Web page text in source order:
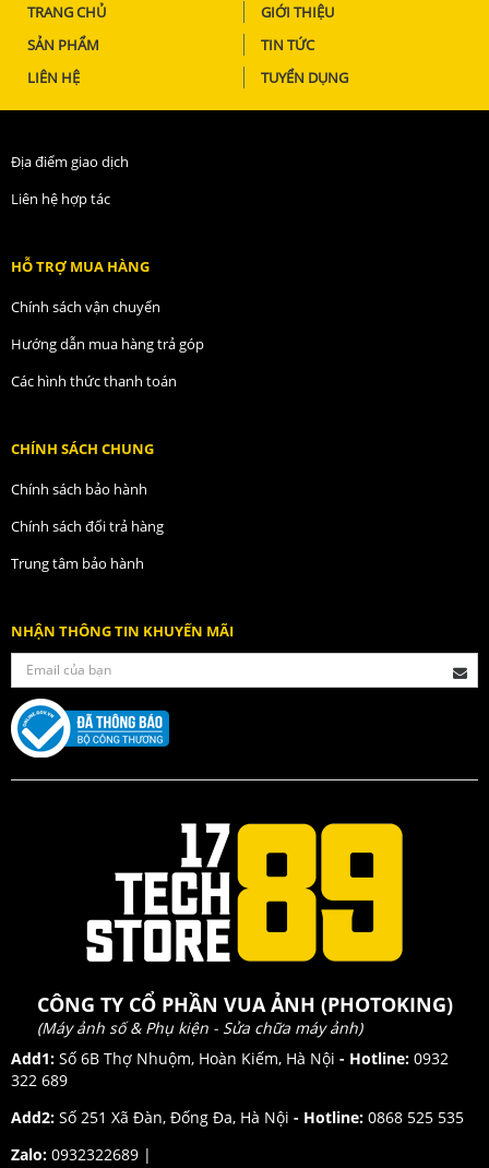
TRANG CHỦ
GIỚI THIỆU
SẢN PHẨM
TIN TỨC
LIÊN HỆ
TUYỂN DỤNG
Địa điểm giao dịch
Liên hệ hợp tác
HỖ TRỢ MUA HÀNG
Chính sách vận chuyển
Hướng dẫn mua hàng trả góp
Các hình thức thanh toán
CHÍNH SÁCH CHUNG
Chính sách bảo hành
Chính sách đổi trả hàng
Trung tâm bảo hành
NHẬN THÔNG TIN KHUYẾN MÃI
CÔNG TY CỔ PHẦN VUA ẢNH (PHOTOKING)
(Máy ảnh số & Phụ kiện - Sửa chữa máy ảnh)
Add1: Số 6B Thợ Nhuộm, Hoàn Kiếm, Hà Nội - Hotline: 0932
322 689
Add2: Số 251 Xã Đàn, Đống Đa, Hà Nội - Hotline: 0868 525 535
Zalo: 0932322689 |